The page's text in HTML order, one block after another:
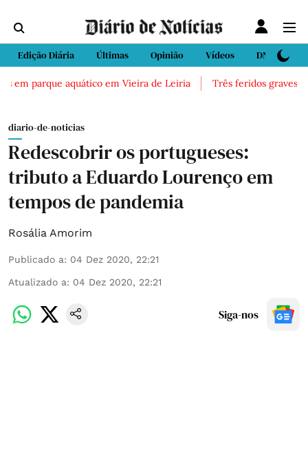
Edição Diária Últimas Opinião Vídeos DN Sport
parque aquático em Vieira de Leiria Três feridos graves
diario-de-noticias
Redescobrir os portugueses:
tributo a Eduardo Lourenço em
tempos de pandemia
Rosália Amorim
Publicado a: 04 Dez 2020, 22:21
Atualizado a: 04 Dez 2020, 22:21
Siga-nos